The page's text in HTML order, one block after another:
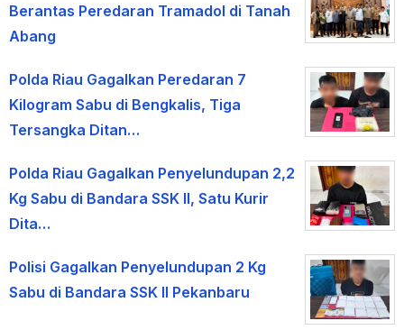
Berantas Peredaran Tramadol di Tanah
Abang
Polda Riau Gagalkan Peredaran 7
Kilogram Sabu di Bengkalis, Tiga
Tersangka Ditan…
Polda Riau Gagalkan Penyelundupan 2,2
Kg Sabu di Bandara SSK II, Satu Kurir
Dita…
Polisi Gagalkan Penyelundupan 2 Kg
Sabu di Bandara SSK II Pekanbaru